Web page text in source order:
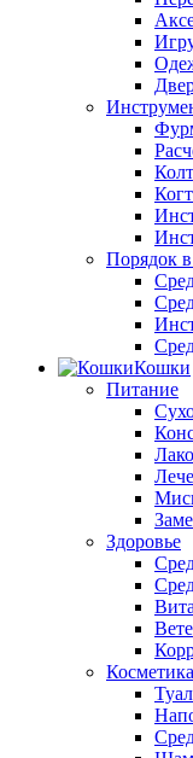
Порядок
Кошки
Питание
Здоровье